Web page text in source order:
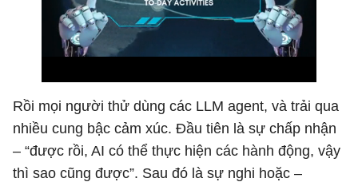
Rồi mọi người thử dùng các LLM agent, và trải qua
nhiều cung bậc cảm xúc. Đầu tiên là sự chấp nhận
– “được rồi, AI có thể thực hiện các hành động, vậy
thì sao cũng được”. Sau đó là sự nghi hoặc –